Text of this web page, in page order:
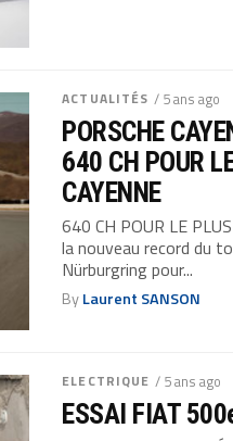
ACTUALITÉS / 5 ans ago
PORSCHE
640 CH POUR
CAYENNE
640 CH POUR LE
la nouveau record du
Nürburgring pour...
ByLaurent SANSON
ELECTRIQUE / 5 ans ago
ESSAI FIAT